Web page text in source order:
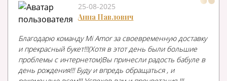
25-08-2025
Анна Павлович
Благодарю команду Mi Amor за своевременную доставку
и прекрасный букет!!!(Хотя в этот день были большие
проблемы с интернетом)Вы принесли радость бабуле в
день рождения!!! Буду и впредь обращаться , и